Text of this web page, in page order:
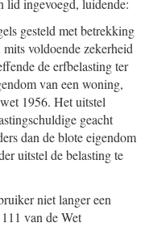
lid ingevoegd, luidende:
gesteld met betrekking
voldoende zekerheid
de erfbelasting ter
van een woning,
1956. Het uitstel
geacht
dan de blote eigendom
uitstel de belasting te
niet langer een
van de Wet